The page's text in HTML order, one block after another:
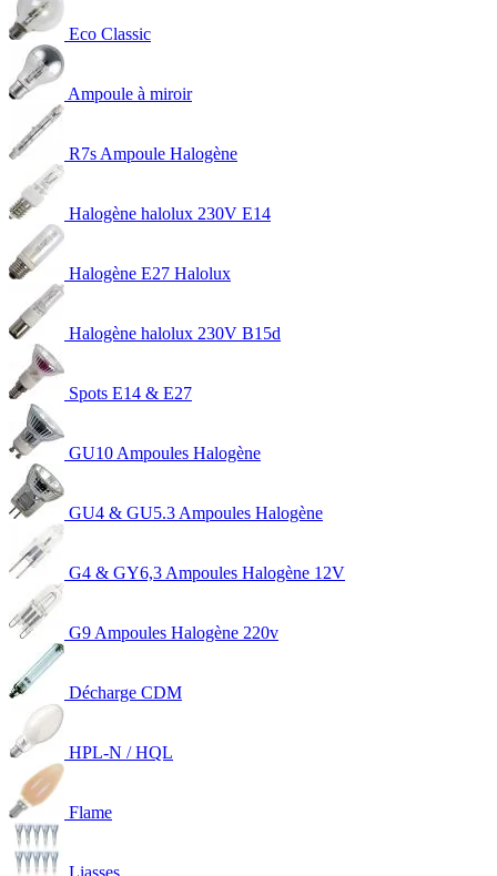
Eco Classic
Ampoule à miroir
R7s Ampoule Halogène
Halogène halolux 230V E14
Halogène E27 Halolux
Halogène halolux 230V B15d
Spots E14 & E27
GU10 Ampoules Halogène
GU4 & GU5.3 Ampoules Halogène
G4 & GY6,3 Ampoules Halogène 12V
G9 Ampoules Halogène 220v
Décharge CDM
HPL-N / HQL
Flame
Liasses